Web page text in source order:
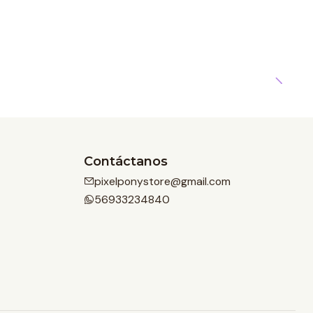
Contáctanos
pixelponystore@gmail.com
56933234840